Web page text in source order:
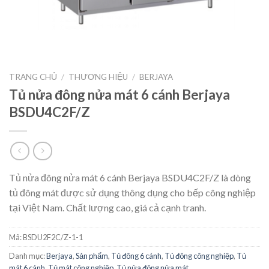
TRANG CHỦ / THƯƠNG HIỆU / BERJAYA
Tủ nửa đông nửa mát 6 cánh Berjaya
BSDU4C2F/Z
Tủ nửa đông nửa mát 6 cánh Berjaya BSDU4C2F/Z là dòng
tủ đông mát được sử dụng thông dụng cho bếp công nghiệp
tại Việt Nam. Chất lượng cao, giá cả cạnh tranh.
Mã:BSDU2F2C/Z-1-1
Danh mục:Berjaya,Sản phẩm, Tủ đông 6 cánh, Tủ đông công nghiệp, Tủ